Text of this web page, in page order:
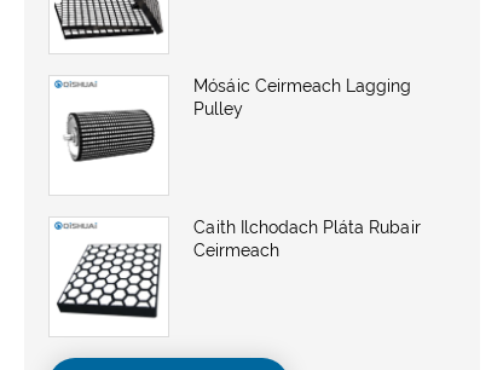
Mósáic Ceirmeach Lagging
Pulley
Caith Ilchodach Pláta Rubair
Ceirmeach